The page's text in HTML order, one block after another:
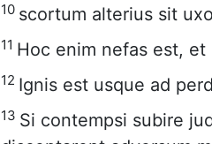
10 scortum alterius sit
11 Hoc enim nefas est, et
12 Ignis est usque ad
13 Si contempsi subire